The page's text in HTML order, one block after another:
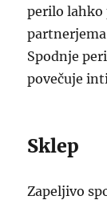
perilo lahko
Spodnje
povečuje
Sklep
Zapeljivo